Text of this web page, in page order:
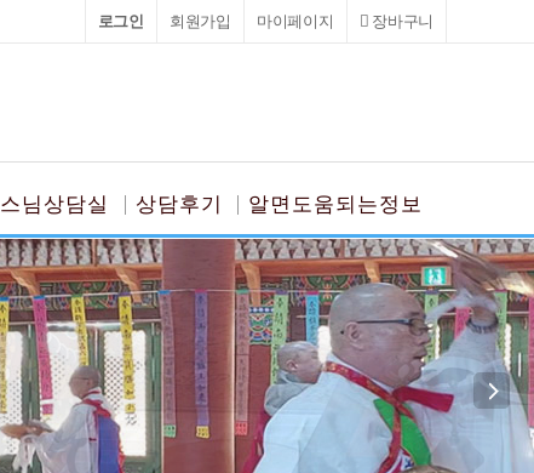
장바구니
마이페이지
회원가입
로그인
스님상담실 상담후기 알면도움되는정보